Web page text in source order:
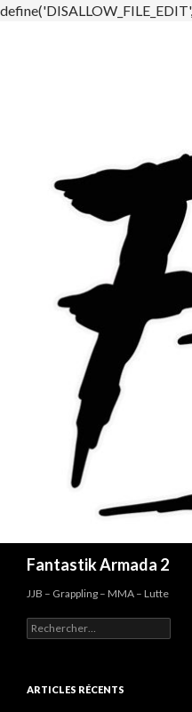
Fantastik Armada 2
JJB – Grappling – MMA – Lutte
Rechercher :
ARTICLES RÉCENTS